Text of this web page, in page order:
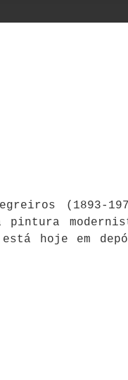
(1893-
hoje em